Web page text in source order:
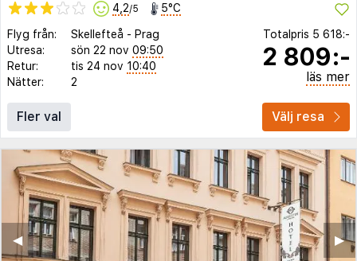
4,2/5 5°C
Flyg från: Skellefteå - Prag
Utresa:
sön 22 nov 09:50
Retur:
tis 24 nov 10:40
Nätter:
2
Totalpris 5 618:-
2 809:-
läs mer
Fler val Välj resa
▶︎
◀︎